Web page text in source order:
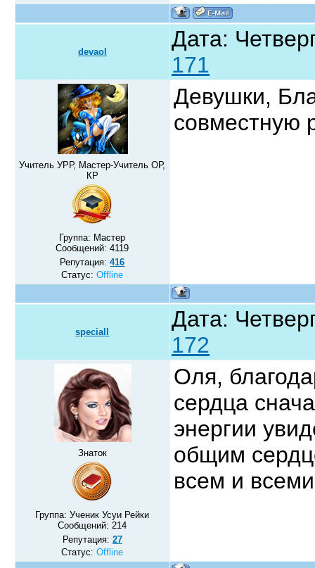
devaol
Дата:
171
Учитель УРР, Мастер-Учитель ОР,
КР
Группа: Мастер
Сообщений:4119
Репутация:416
Статус:Offline
Девушки,
совместную
speciall
Дата:
172
Знаток
Группа: Ученик Усуи Рейки
Сообщений: 214
Репутация: 27
Статус:Offline
Оля,
сердца
энергии
общим
всем и